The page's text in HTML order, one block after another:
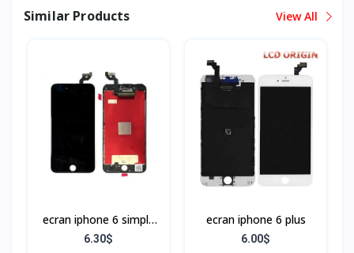
Similar Products View All
ecran iphone 6 simple
Noir
6.30$
ecran iphone 6 plus
6.00$